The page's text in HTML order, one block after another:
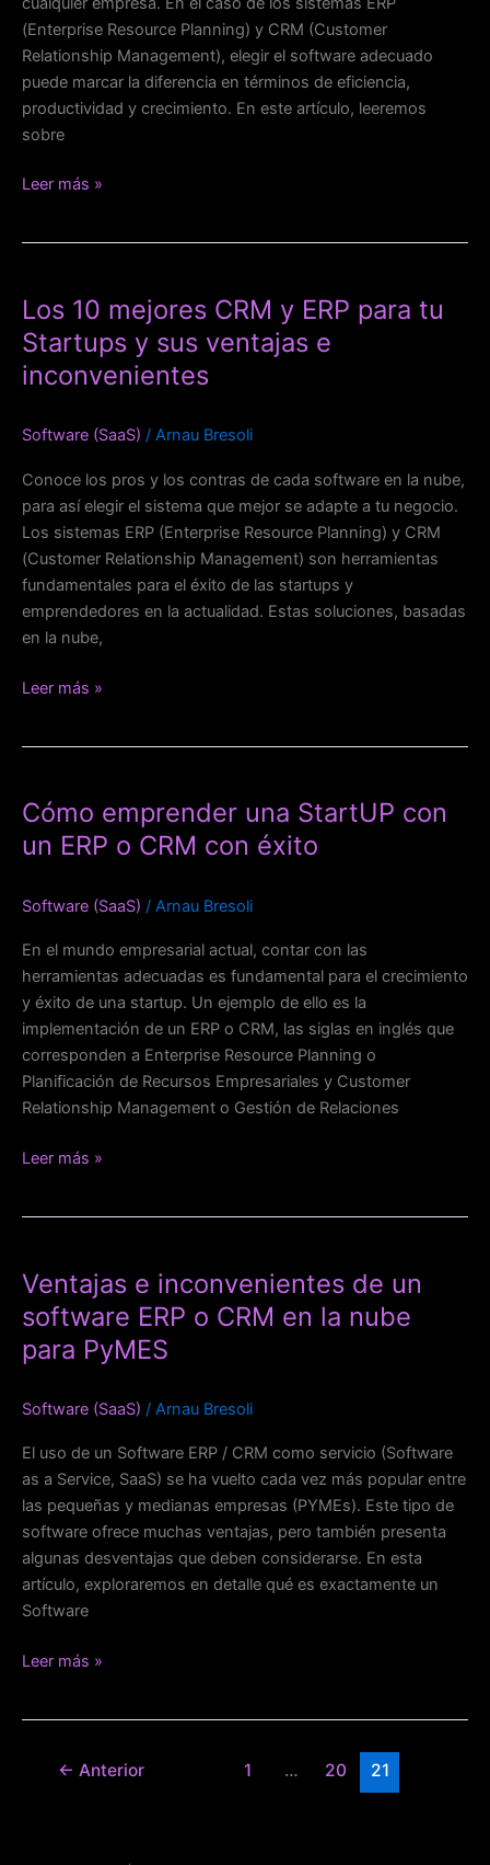
(Enterprise Resource Planning) y CRM (Customer
Relationship Management), elegir el software adecuado
puede marcar la diferencia en términos de eficiencia,
productividad y crecimiento. En este artículo, leeremos
sobre
Leer más »
Los 10 mejores CRM y ERP para tu
Startups y sus ventajas e
inconvenientes
Software (SaaS) / Arnau Bresoli
Conoce los pros y los contras de cada software en la nube,
para así elegir el sistema que mejor se adapte a tu negocio.
Los sistemas ERP (Enterprise Resource Planning) y CRM
(Customer Relationship Management) son herramientas
fundamentales para el éxito de las startups y
emprendedores en la actualidad. Estas soluciones, basadas
en la nube,
mejores
CRM
y
ERP
tu
y
sus
ventajas
e
inconvenientes
Leer más »
Cómo emprender una StartUP con
un ERP o CRM con éxito
Software (SaaS) / Arnau Bresoli
En el mundo empresarial actual, contar con las
herramientas adecuadas es fundamental para el crecimiento
y éxito de una startup. Un ejemplo de ello es la
implementación de un ERP o CRM, las siglas en inglés que
corresponden a Enterprise Resource Planning o
Planificación de Recursos Empresariales y Customer
Relationship Management o Gestión de Relaciones
una
StartUP
ERP
o
CRM
con
éxito
Leer más »
Ventajas e inconvenientes de un
software ERP o CRM en la nube
para PyMES
Software (SaaS) / Arnau Bresoli
El uso de un Software ERP / CRM como servicio (Software
as a Service, SaaS) se ha vuelto cada vez más popular entre
las pequeñas y medianas empresas (PYMEs). Este tipo de
software ofrece muchas ventajas, pero también presenta
algunas desventajas que deben considerarse. En esta
artículo, exploraremos en detalle qué es exactamente un
Software
inconvenientes
de
software
o
nube
PyMES
Leer más »
← Anterior 1 … 20 21